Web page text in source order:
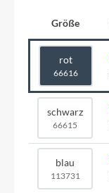
Größe
rot
66616
schwarz
66615
blau
113731